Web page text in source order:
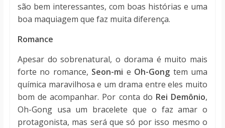
são bem interessantes, com boas histórias e uma
boa maquiagem que faz muita diferença.
Romance
Apesar do sobrenatural, o dorama é muito mais
forte no romance, Seon-mi e Oh-Gong tem uma
química maravilhosa e um drama entre eles muito
bom de acompanhar. Por conta do Rei Demônio,
Oh-Gong usa um bracelete que o faz amar o
protagonista, mas será que só por isso mesmo o